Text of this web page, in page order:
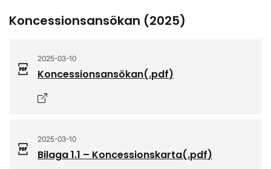
Koncessionsansökan (2025)
2025-03-10
Koncessionsansökan(.pdf)
2025-03-10
Bilaga 1.1 – Koncessionskarta(.pdf)